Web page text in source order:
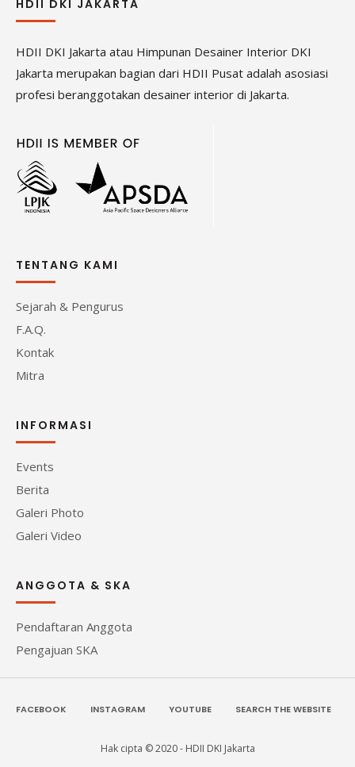
HDII DKI JAKARTA
HDII DKI Jakarta atau Himpunan Desainer Interior DKI
Jakarta merupakan bagian dari HDII Pusat adalah asosiasi
profesi beranggotakan desainer interior di Jakarta.
TENTANG KAMI
Sejarah & Pengurus
F.A.Q.
Kontak
Mitra
INFORMASI
Events
Berita
Galeri Photo
Galeri Video
ANGGOTA & SKA
Pendaftaran Anggota
Pengajuan SKA
FACEBOOK INSTAGRAM YOUTUBE SEARCH THE WEBSITE
Hak cipta © 2020 - HDII DKI Jakarta